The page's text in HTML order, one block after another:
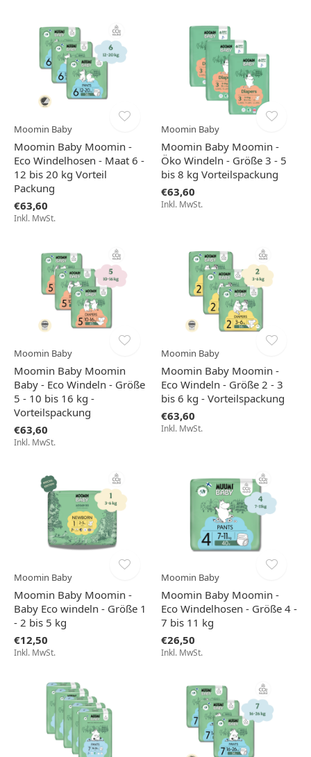
Moomin Baby
Moomin Baby Moomin -
Eco Windelhosen - Maat 6 -
12 bis 20 kg Vorteil
Packung
€63,60
Inkl. MwSt.
Moomin Baby
Moomin Baby Moomin -
Öko Windeln - Größe 3 - 5
bis 8 kg Vorteilspackung
€63,60
Inkl. MwSt.
Moomin Baby
Moomin Baby Moomin
Baby - Eco Windeln - Größe
5 - 10 bis 16 kg -
Vorteilspackung
€63,60
Inkl. MwSt.
Moomin Baby
Moomin Baby Moomin -
Eco Windeln - Größe 2 - 3
bis 6 kg - Vorteilspackung
€63,60
Inkl. MwSt.
Moomin Baby
Moomin Baby Moomin -
Baby Eco windeln - Größe 1
- 2 bis 5 kg
€12,50
Inkl. MwSt.
Moomin Baby
Moomin Baby Moomin -
Eco Windelhosen - Größe 4 -
7 bis 11 kg
€26,50
Inkl. MwSt.